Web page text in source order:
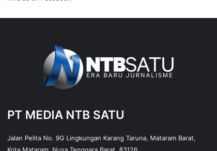
PT MEDIA NTB SATU
Jalan Pelita No. 9G Lingkungan Karang Taruna, Mataram Barat,